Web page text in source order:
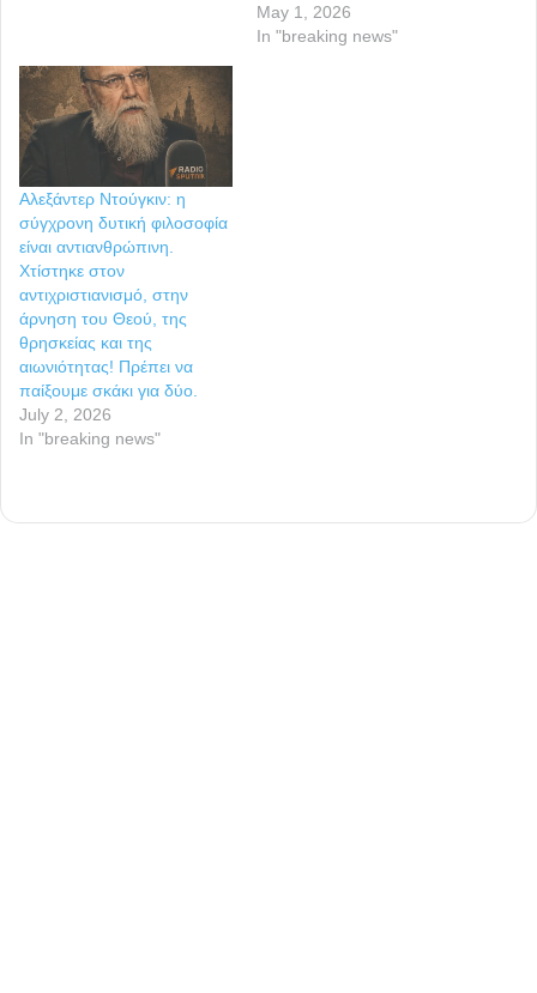
May 1, 2026
In "breaking news"
Αλεξάντερ Ντούγκιν: η
σύγχρονη δυτική φιλοσοφία
είναι αντιανθρώπινη.
Χτίστηκε στον
αντιχριστιανισμό, στην
άρνηση του Θεού, της
θρησκείας και της
αιωνιότητας! Πρέπει να
παίξουμε σκάκι για δύο.
July 2, 2026
In "breaking news"